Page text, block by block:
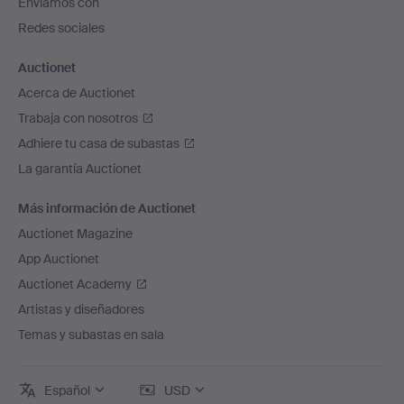
página
Redes sociales
Auctionet
Acerca de Auctionet
Trabaja con nosotros
Adhiere tu casa de subastas
La garantía Auctionet
Más información de Auctionet
Auctionet Magazine
App Auctionet
Auctionet Academy
Artistas y diseñadores
Temas y subastas en sala
Español USD